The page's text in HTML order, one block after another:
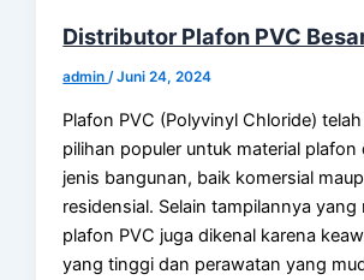
Distributor Plafon PVC
admin/Juni 24, 2024
Plafon PVC (Polyvinyl Chloride)
pilihan populer untuk material plafon
jenis bangunan, baik komersial
residensial. Selain tampilannya yang
plafon PVC juga dikenal karena
yang tinggi dan perawatan yang